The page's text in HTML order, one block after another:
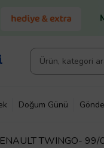
Doğum Günü
TWINGO- 99/